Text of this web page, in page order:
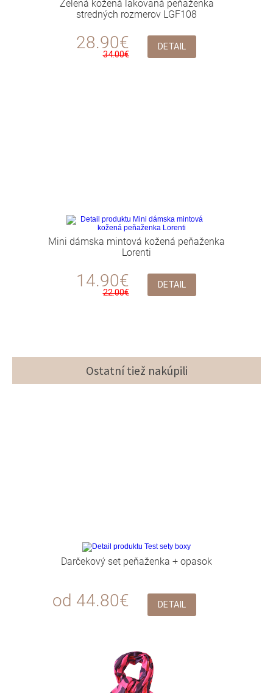
Zelená kožená lakovaná peňaženka
stredných rozmerov LGF108
28.90€
34.00€
DETAIL
Mini dámska mintová kožená peňaženka
Lorenti
14.90€
22.00€
DETAIL
Ostatní tiež nakúpili
Darčekový set peňaženka + opasok
od 44.80€ DETAIL